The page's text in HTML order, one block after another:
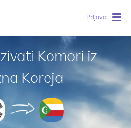
Prijava
Komori iz
Koreja